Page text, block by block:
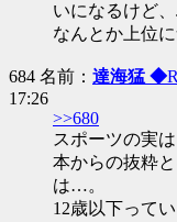
いになるけど
なんとか上位
684 名前： 達海猛 ◆
17:26
>>680
スポーツの実
本からの抜粋
は…。
12歳以下って